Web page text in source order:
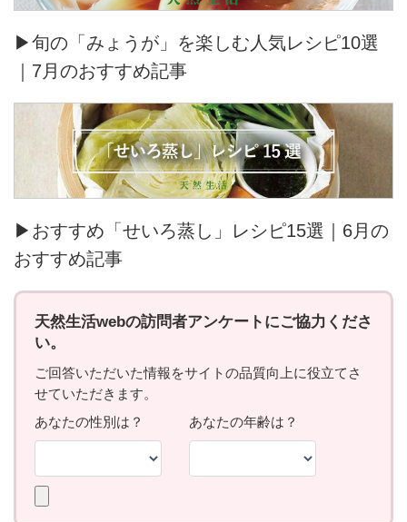
▶旬の「みょうが」を楽しむ人気レシピ10選
｜7月のおすすめ記事
▶おすすめ「せいろ蒸し」レシピ15選｜6月の
おすすめ記事